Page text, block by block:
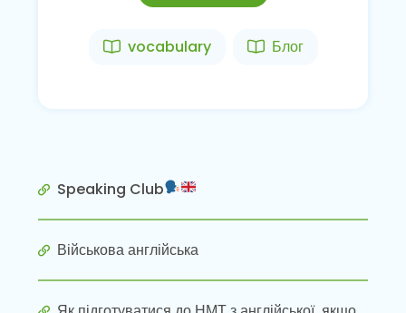
vocabulary Блог
Speaking Club
Військова англійська